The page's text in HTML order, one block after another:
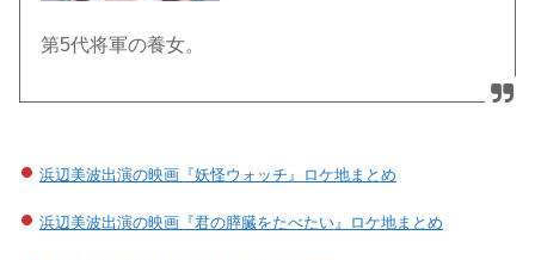
第5代将軍の養女。
浜辺美波出演の映画『妖怪ウォッチ』ロケ地まとめ
浜辺美波出演の映画『君の膵臓をたべたい』ロケ地まとめ